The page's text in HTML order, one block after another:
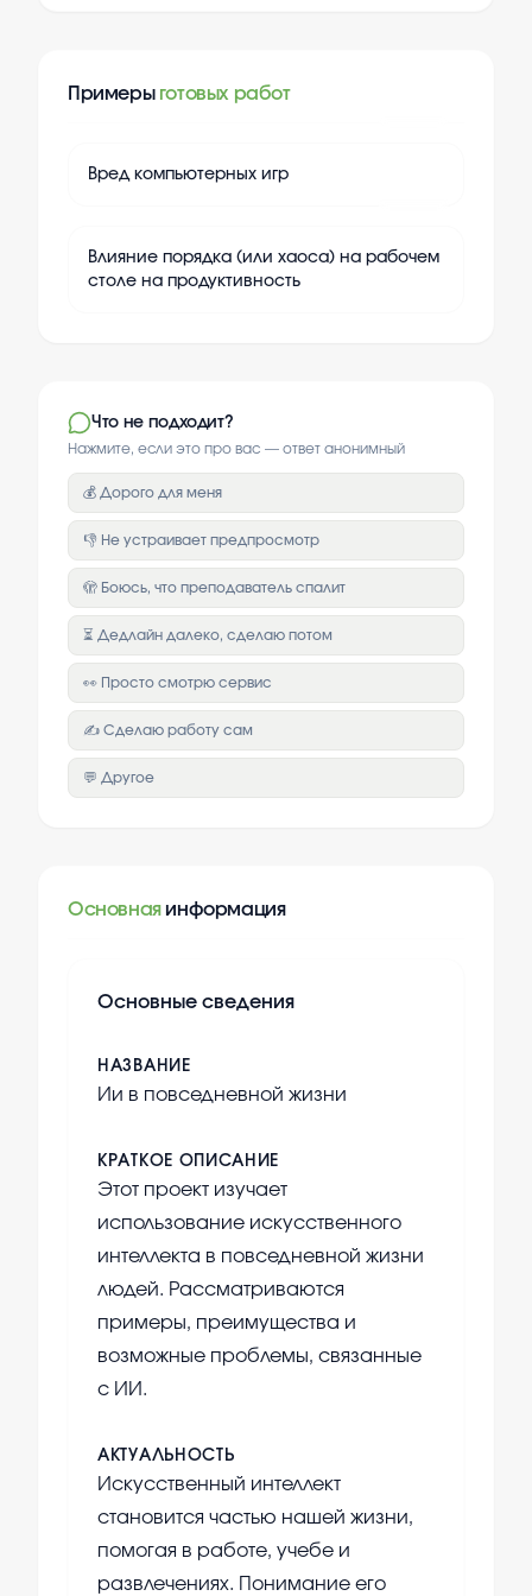
Примеры готовых работ
Вред компьютерных игр
Влияние порядка (или хаоса) на рабочем
столе на продуктивность
Что не подходит?
Нажмите, если это про вас — ответ анонимный
💰 Дорого для меня
👎 Не устраивает предпросмотр
🫣 Боюсь, что преподаватель спалит
⏳ Дедлайн далеко, сделаю потом
👀 Просто смотрю сервис
✍️ Сделаю работу сам
💬 Другое
Основная информация
Основные сведения
НАЗВАНИЕ
Ии в повседневной жизни
КРАТКОЕ ОПИСАНИЕ
Этот проект изучает
использование искусственного
интеллекта в повседневной жизни
людей. Рассматриваются
примеры, преимущества и
возможные проблемы, связанные
с ИИ.
АКТУАЛЬНОСТЬ
Искусственный интеллект
становится частью нашей жизни,
помогая в работе, учебе и
развлечениях. Понимание его